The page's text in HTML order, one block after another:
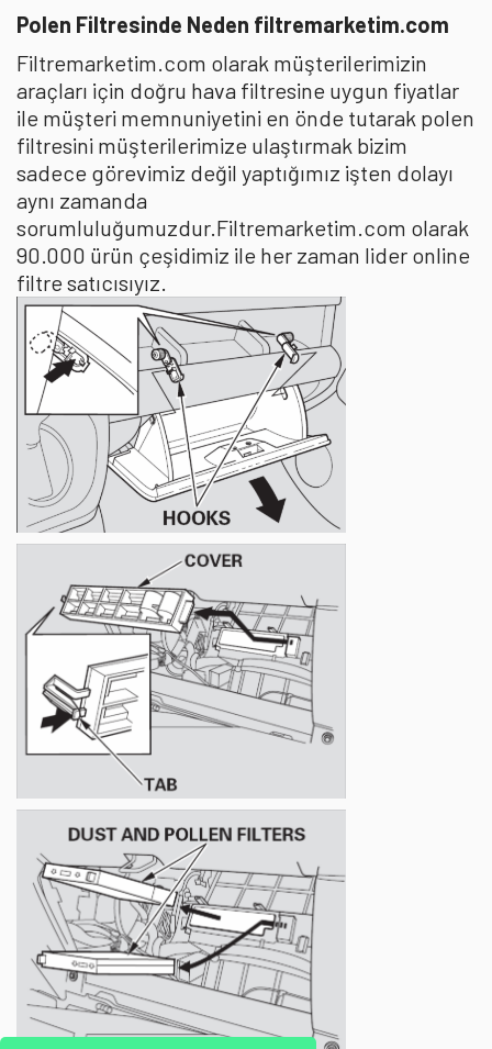
Polen Filtresinde Neden filtremarketim.com
Filtremarketim.com olarak müşterilerimizin
araçları için doğru hava filtresine uygun fiyatlar
ile müşteri memnuniyetini en önde tutarak polen
filtresini müşterilerimize ulaştırmak bizim
sadece görevimiz değil yaptığımız işten dolayı
aynı zamanda
sorumluluğumuzdur.Filtremarketim.com olarak
90.000 ürün çeşidimiz ile her zaman lider online
filtre satıcısıyız.